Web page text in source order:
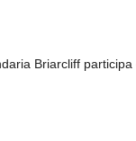
Briarcliff